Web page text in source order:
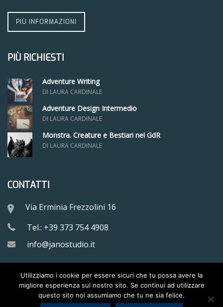
PIÙ INFORMAZIONI
PIÙ RICHIESTI
Adventure Writing
DI LAURA CARDINALE
Adventure Design Intermedio
DI LAURA CARDINALE
Monstra. Creature e Bestiari nel GdR
DI LAURA CARDINALE
CONTATTI
Via Erminia Frezzolini 16
Tel.: +39 373 754 4908
info@janostudio.it
Copyright © 2017-2024Jano Studio S.r.l.
Utilizziamo i cookie per essere sicuri che tu possa avere la
migliore esperienza sul nostro sito. Se continui ad utilizzare
questo sito noi assumiamo che tu ne sia felice.